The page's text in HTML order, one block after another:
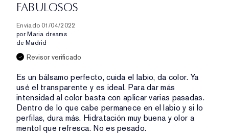
FABULOSOS
Enviado 01/04/2022
por Maria dreams
de Madrid
Revisor verificado
Es un bálsamo perfecto, cuida el labio, da color. Ya
usé el transparente y es ideal. Para dar más
intensidad al color basta con aplicar varias pasadas.
Dentro de lo que cabe permanece en el labio y si lo
perfilas, dura más. Hidratación muy buena y olor a
mentol que refresca. No es pesado.